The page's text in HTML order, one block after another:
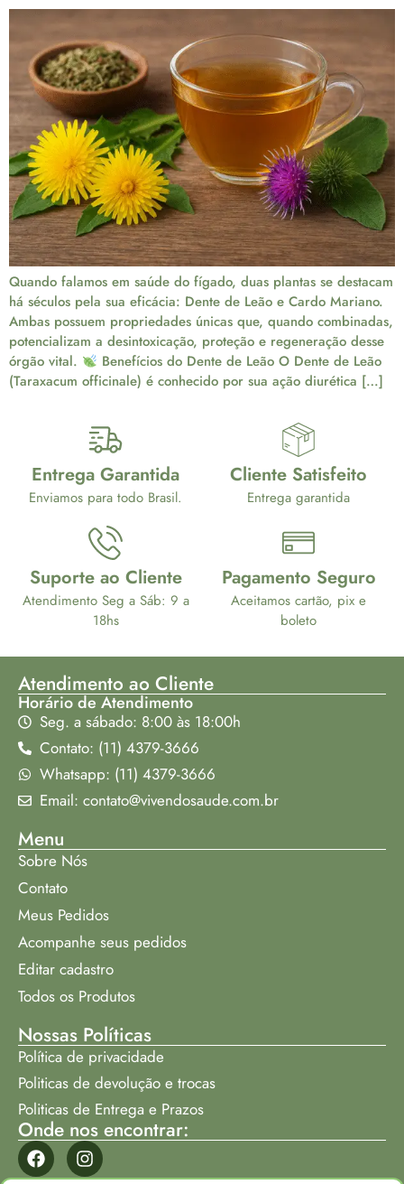
Quando falamos em saúde do fígado, duas plantas se destacam
há séculos pela sua eficácia: Dente de Leão e Cardo Mariano.
Ambas possuem propriedades únicas que, quando combinadas,
potencializam a desintoxicação, proteção e regeneração desse
órgão vital.
Benefícios do Dente de Leão O Dente de Leão
(Taraxacum officinale) é conhecido por sua ação diurética […]
Entrega Garantida
Enviamos para todo Brasil.
Cliente Satisfeito
Entrega garantida
Suporte ao Cliente
Atendimento Seg a Sáb: 9 a
18hs
Pagamento Seguro
Aceitamos cartão, pix e
boleto
Atendimento ao Cliente
Horário de Atendimento
Seg. a sábado: 8:00 às 18:00h
Contato: (11) 4379-3666
Whatsapp: (11) 4379-3666
Email: contato@vivendosaude.com.br
Menu
Sobre Nós
Contato
Meus Pedidos
Acompanhe seus pedidos
Editar cadastro
Todos os Produtos
Nossas Políticas
Política de privacidade
Politicas de devolução e trocas
Politicas de Entrega e Prazos
Onde nos encontrar: